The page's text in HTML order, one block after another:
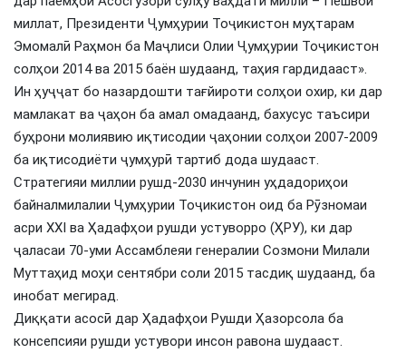
миллат, Президенти Ҷумҳурии Тоҷикистон муҳтарам
Эмомалӣ Раҳмон ба Маҷлиси Олии Ҷумҳурии Тоҷикистон
солҳои 2014 ва 2015 баён шудаанд, таҳия гардидааст».
Ин ҳуҷҷат бо назардошти тағйироти солҳои охир, ки дар
мамлакат ва ҷаҳон ба амал омадаанд, бахусус таъсири
буҳрони молиявию иқтисодии ҷаҳонии солҳои 2007-2009
ба иқтисодиёти ҷумҳурӣ тартиб дода шудааст.
Стратегияи миллии рушд-2030 инчунин уҳдадориҳои
байналмилалии Ҷумҳурии Тоҷикистон оид ба Рӯзномаи
асри XXI ва Ҳадафҳои рушди устуворро (ҲРУ), ки дар
ҷаласаи 70-уми Ассамблеяи генералии Созмони Милали
Муттаҳид моҳи сентябри соли 2015 тасдиқ шудаанд, ба
инобат мегирад.
Диққати асосӣ дар Ҳадафҳои Рушди Ҳазорсола ба
консепсияи рушди устувори инсон равона шудааст.